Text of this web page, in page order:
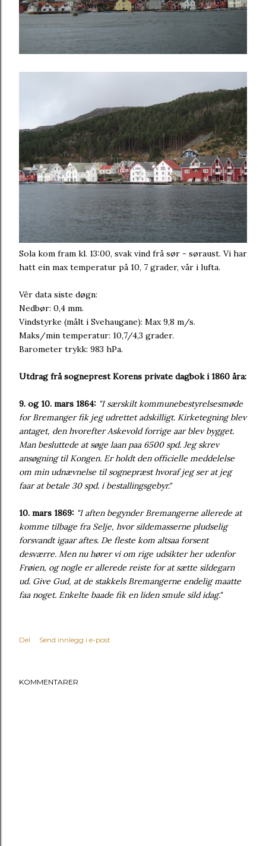
Sola kom fram kl. 13:00, svak vind frå sør - søraust. Vi har
hatt ein max temperatur på 10, 7 grader, vår i lufta.
Vêr data siste døgn:
Nedbør: 0,4 mm.
Vindstyrke (målt i Svehaugane): Max 9,8 m/s.
Maks/min temperatur: 10,7/4,3 grader.
Barometer trykk: 983 hPa.
Utdrag frå sogneprest Korens private dagbok i 1860 åra:
9. og 10. mars 1864: "I særskilt kommunebestyrelsesmøde
for Bremanger fik jeg udrettet adskilligt. Kirketegning blev
antaget, den hvorefter Askevold forrige aar blev bygget.
Man besluttede at søge laan paa 6500 spd. Jeg skrev
ansøgning til Kongen. Er holdt den officielle meddelelse
om min udnævnelse til sognepræst hvoraf jeg ser at jeg
faar at betale 30 spd. i bestallingsgebyr."
10. mars 1869: "I aften begynder Bremangerne allerede at
komme tilbage fra Selje, hvor sildemasserne pludselig
forsvandt igaar aftes. De fleste kom altsaa forsent
desværre. Men nu hører vi om rige udsikter her udenfor
Frøien, og nogle er allerede reiste for at sætte sildegarn
ud. Give Gud, at de stakkels Bremangerne endelig maatte
faa noget. Enkelte baade fik en liden smule sild idag."
Del Send innlegg i e-post
KOMMENTARER